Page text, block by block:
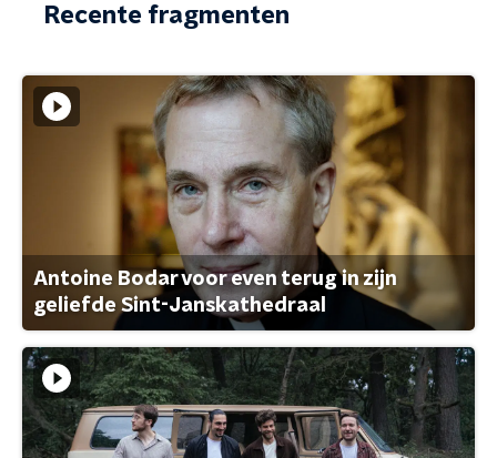
Recente fragmenten
Antoine Bodar voor even terug in zijn
geliefde Sint-Janskathedraal